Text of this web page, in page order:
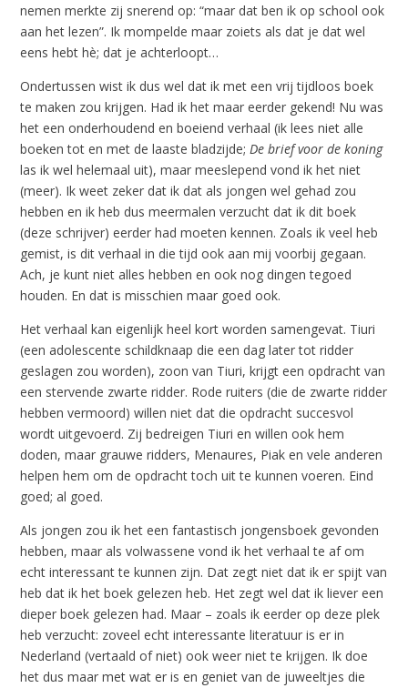
nemen merkte zij snerend op: “maar dat ben ik op school ook
aan het lezen”. Ik mompelde maar zoiets als dat je dat wel
eens hebt hè; dat je achterloopt…
Ondertussen wist ik dus wel dat ik met een vrij tijdloos boek
te maken zou krijgen. Had ik het maar eerder gekend! Nu was
het een onderhoudend en boeiend verhaal (ik lees niet alle
boeken tot en met de laaste bladzijde; De brief voor de koning
las ik wel helemaal uit), maar meeslepend vond ik het niet
(meer). Ik weet zeker dat ik dat als jongen wel gehad zou
hebben en ik heb dus meermalen verzucht dat ik dit boek
(deze schrijver) eerder had moeten kennen. Zoals ik veel heb
gemist, is dit verhaal in die tijd ook aan mij voorbij gegaan.
Ach, je kunt niet alles hebben en ook nog dingen tegoed
houden. En dat is misschien maar goed ook.
Het verhaal kan eigenlijk heel kort worden samengevat. Tiuri
(een adolescente schildknaap die een dag later tot ridder
geslagen zou worden), zoon van Tiuri, krijgt een opdracht van
een stervende zwarte ridder. Rode ruiters (die de zwarte ridder
hebben vermoord) willen niet dat die opdracht succesvol
wordt uitgevoerd. Zij bedreigen Tiuri en willen ook hem
doden, maar grauwe ridders, Menaures, Piak en vele anderen
helpen hem om de opdracht toch uit te kunnen voeren. Eind
goed; al goed.
Als jongen zou ik het een fantastisch jongensboek gevonden
hebben, maar als volwassene vond ik het verhaal te af om
echt interessant te kunnen zijn. Dat zegt niet dat ik er spijt van
heb dat ik het boek gelezen heb. Het zegt wel dat ik liever een
dieper boek gelezen had. Maar – zoals ik eerder op deze plek
heb verzucht: zoveel echt interessante literatuur is er in
Nederland (vertaald of niet) ook weer niet te krijgen. Ik doe
het dus maar met wat er is en geniet van de juweeltjes die